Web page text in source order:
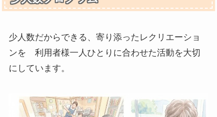
少人数だからできる、寄り添ったレクリエーショ
ンを 利用者様一人ひとりに合わせた活動を大切
にしています。